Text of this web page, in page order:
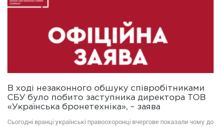
В ході незаконного обшуку співробітниками
СБУ було побито заступника директора ТОВ
«Українська бронетехніка», – заява
Сьогодні вранці українські правоохоронці вчергове показали чому до